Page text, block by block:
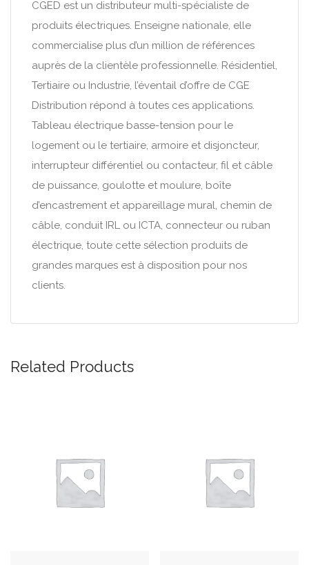
CGED est un distributeur multi-spécialiste de
produits électriques. Enseigne nationale, elle
commercialise plus d’un million de références
auprès de la clientèle professionnelle. Résidentiel,
Tertiaire ou Industrie, l’éventail d’offre de CGE
Distribution répond à toutes ces applications.
Tableau électrique basse-tension pour le
logement ou le tertiaire, armoire et disjoncteur,
interrupteur différentiel ou contacteur, fil et câble
de puissance, goulotte et moulure, boîte
d’encastrement et appareillage mural, chemin de
câble, conduit IRL ou ICTA, connecteur ou ruban
électrique, toute cette sélection produits de
grandes marques est à disposition pour nos
clients.
Related Products